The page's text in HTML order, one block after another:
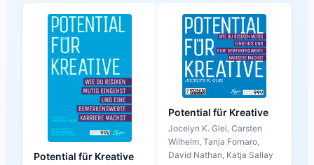
Potential für Kreative
Potential für Kreative
Jocelyn K. Glei, Carsten
Wilhelm, Tanja Fornaro,
David Nathan, Katja Sallay